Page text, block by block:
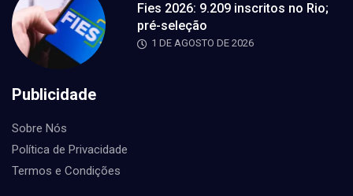
Fies 2026: 9.209 inscritos no Rio;
pré-seleção
1 DE AGOSTO DE 2026
Publicidade
Sobre Nós
Política de Privacidade
Termos e Condições